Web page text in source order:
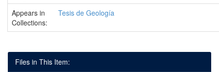
Appears in
Collections:
Tesis de Geología
Files in This Item: